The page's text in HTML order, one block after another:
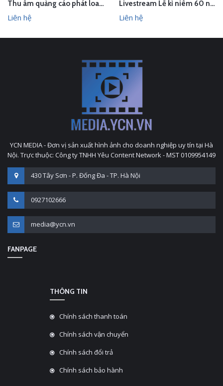
Thu âm quảng cáo phát loa khai trương cửa hàng Owen Sơn La
Liên hệ
Livestream Lễ kỉ niêm 60 năm thành lập TEDI
Liên hệ
YCN MEDIA - Đơn vị sản xuất hình ảnh cho doanh nghiệp uy tín tại Hà
Nội. Trực thuộc: Công ty TNHH Yêu Content Network - MST 0109954149
430 Tây Sơn - P. Đống Đa - TP. Hà Nội
0927102666
media@ycn.vn
FANPAGE
THÔNG TIN
Chính sách thanh toán
Chính sách vận chuyển
Chính sách đổi trả
Chính sách bảo hành